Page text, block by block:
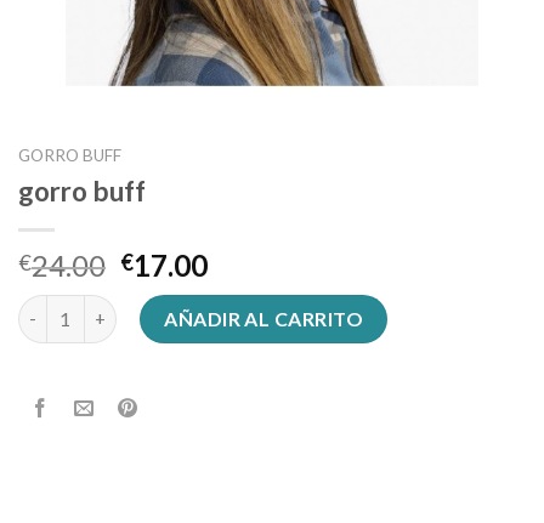
GORRO BUFF
gorro buff
€24.00 €17.00
gorro buff cantidadAÑADIR AL CARRITO